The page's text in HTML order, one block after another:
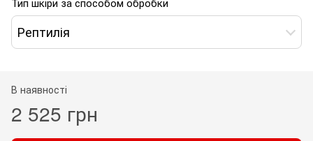
Рептилія
В наявності
2 525 грн